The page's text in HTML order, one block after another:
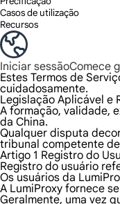
Casos de utilização
Recursos
Iniciar sessãoComece
Estes Termos de
cuidadosamente.
Legislação Aplicável e
A formação, validade,
da China.
Qualquer disputa
tribunal competente
Artigo 1 Registro do
Registro do usuário
Os usuários da
A LumiProxy fornece
Geralmente, uma vez